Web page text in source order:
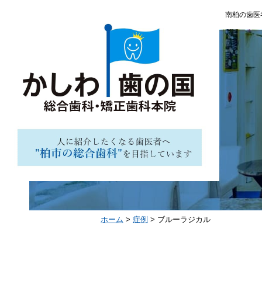
南柏の歯
ホーム > 症例 > ブルーラジカル